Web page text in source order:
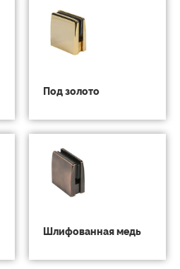
Под золото
Шлифованная медь